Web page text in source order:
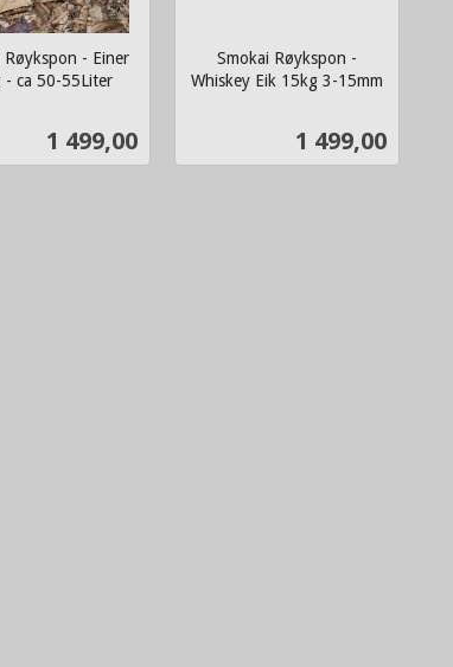
Røykspon - Einer
- ca 50-55Liter
Pris
1 499,00
Smokai Røykspon -
Whiskey Eik 15kg 3-15mm
Pris
1 499,00